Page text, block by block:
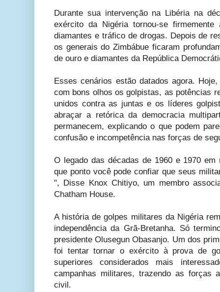
Durante sua intervenção na Libéria na
exército da Nigéria tornou-se firmemente
diamantes e tráfico de drogas. Depois de
os generais do Zimbábue ficaram
de ouro e diamantes da República
Esses cenários estão datados agora.
com bons olhos os golpistas, as potências
unidos contra as juntas e os líderes
abraçar a retórica da democracia
permanecem, explicando o que podem
confusão e incompetência nas forças de
O legado das décadas de 1960 e 1970
que ponto você pode confiar que seus
", Disse Knox Chitiyo, um membro
Chatham House.
A história de golpes militares da Nigéria
independência da Grã-Bretanha. Só
presidente Olusegun Obasanjo. Um dos
foi tentar tornar o exército à prova de
superiores considerados mais
campanhas militares, trazendo as forças
civil.